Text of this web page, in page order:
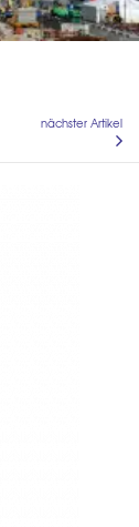
nächster Artikel